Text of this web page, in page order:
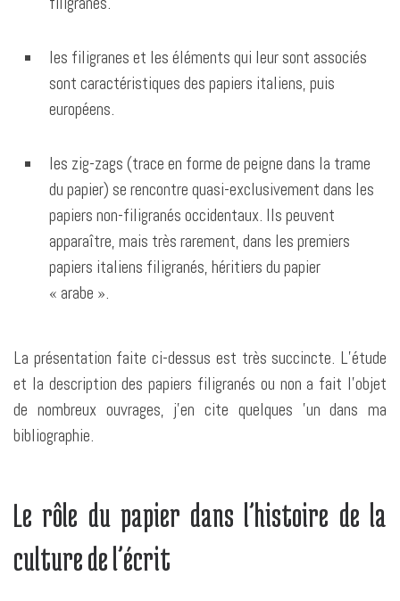
les filigranes et les éléments qui leur sont associés
sont caractéristiques des papiers italiens, puis
européens.
les zig-zags (trace en forme de peigne dans la trame
du papier) se rencontre quasi-exclusivement dans les
papiers non-filigranés occidentaux. Ils peuvent
apparaître, mais très rarement, dans les premiers
papiers italiens filigranés, héritiers du papier
« arabe ».
La présentation faite ci-dessus est très succincte. L’étude
et la description des papiers filigranés ou non a fait l’objet
de nombreux ouvrages, j’en cite quelques ’un dans ma
bibliographie.
Le rôle du papier dans l’histoire de la
culture de l’écrit